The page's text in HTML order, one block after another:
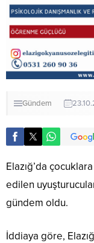
Gündem
Elazığ’da
edilen
gündem oldu.
İddiaya göre,